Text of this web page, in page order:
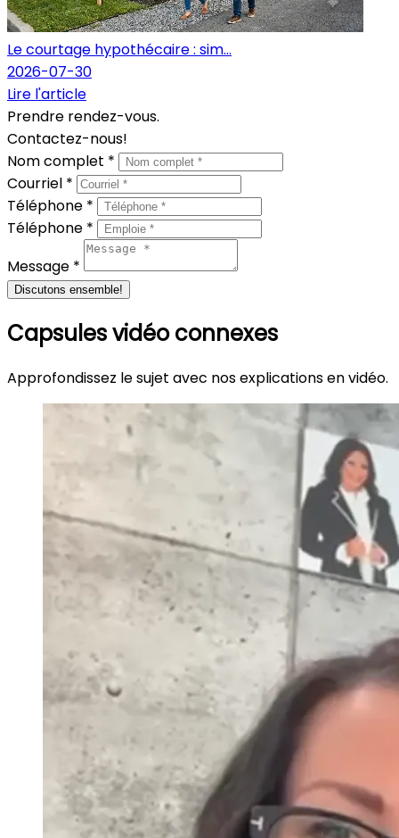
Le courtage hypothécaire : sim...
2026-07-30
Lire l'article
Prendre rendez-vous.
Contactez-nous!
Nom complet *
Courriel *
Téléphone *
Téléphone *
Message *
Discutons ensemble!
Capsules vidéo connexes
Approfondissez le sujet avec nos explications en vidéo.